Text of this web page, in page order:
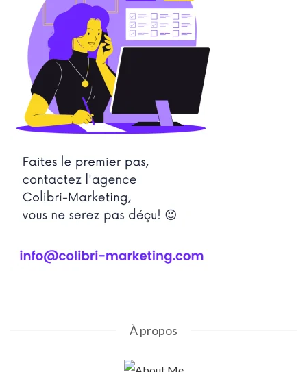
À propos